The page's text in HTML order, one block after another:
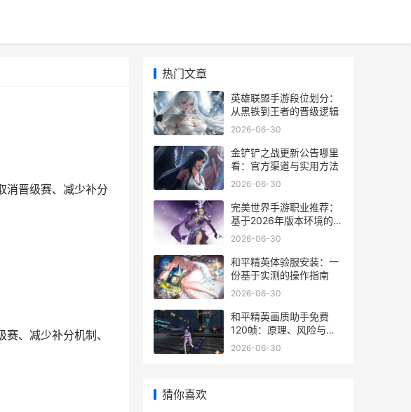
消晋级赛、减少补分
、减少补分机制、
热门文章
英雄联盟手游段位划分：
从黑铁到王者的晋级逻辑
2026-06-30
金铲铲之战更新公告哪里
看：官方渠道与实用方法
2026-06-30
完美世界手游职业推荐：
基于2026年版本环境的务
实选择
2026-06-30
和平精英体验服安装：一
份基于实测的操作指南
2026-06-30
和平精英画质助手免费
120帧：原理、风险与实
操指南
2026-06-30
猜你喜欢